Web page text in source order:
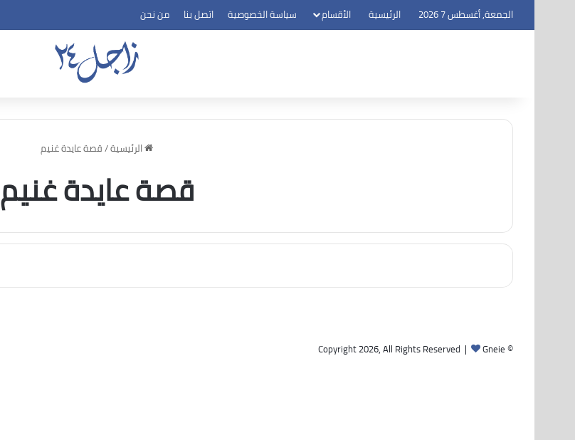
الجمعة, أغسطس 7 2026 الرئيسية الأقسام سياسة الخصوصية اتصل بنا من نحن
الرئيسية/قصة عايدة غنيم
قصة عايدة غنيم
© Copyright 2026, All Rights Reserved |
Gneie